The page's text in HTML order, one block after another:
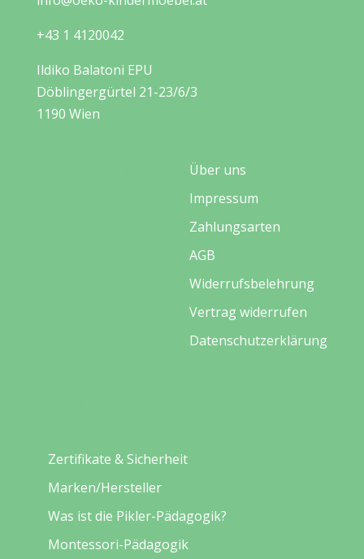
+43 1 4120042
Ildiko Balatoni EPU
Döblingergürtel 21-23/6/3
1190 Wien
Über uns
Impressum
Zahlungsarten
AGB
Widerrufsbelehrung
Vertrag widerrufen
Datenschutzerklärung
Zertifikate & Sicherheit
Marken/Hersteller
Was ist die Pikler-Pädagogik?
Montessori-Pädagogik